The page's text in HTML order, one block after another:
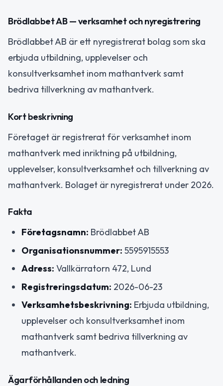
Brödlabbet AB — verksamhet och nyregistrering
Brödlabbet AB är ett nyregistrerat bolag som ska
erbjuda utbildning, upplevelser och
konsultverksamhet inom mathantverk samt
bedriva tillverkning av mathantverk.
Kort beskrivning
Företaget är registrerat för verksamhet inom
mathantverk med inriktning på utbildning,
upplevelser, konsultverksamhet och tillverkning av
mathantverk. Bolaget är nyregistrerat under 2026.
Fakta
Företagsnamn: Brödlabbet AB
Organisationsnummer: 5595915553
Adress: Vallkärratorn 472, Lund
Registreringsdatum: 2026-06-23
Verksamhetsbeskrivning: Erbjuda utbildning,
upplevelser och konsultverksamhet inom
mathantverk samt bedriva tillverkning av
mathantverk.
Ägarförhållanden och ledning